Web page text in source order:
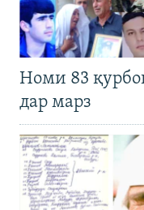
Номи 83
дар марз